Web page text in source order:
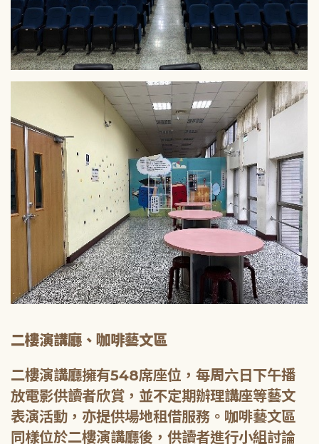
二樓演講廳、咖啡藝文區
二樓演講廳擁有548席座位，每周六日下午播
放電影供讀者欣賞，並不定期辦理講座等藝文
表演活動，亦提供場地租借服務。咖啡藝文區
同樣位於二樓演講廳後，供讀者進行小組討論